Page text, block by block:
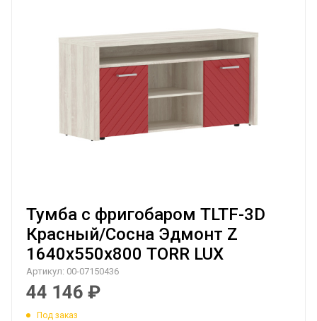
Тумба с фригобаром TLTF-3D
Красный/Сосна Эдмонт Z
1640х550х800 TORR LUX
Артикул: 00-07150436
44 146 ₽
Под заказ